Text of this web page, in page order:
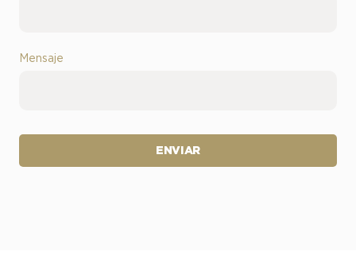
Mensaje
ENVIAR